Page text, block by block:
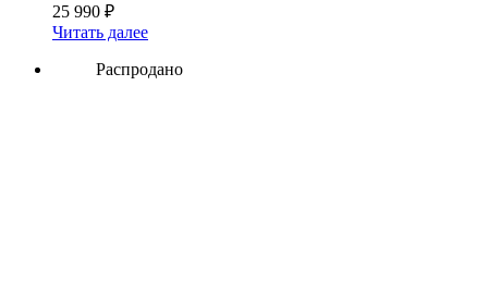
25 990 ₽
Читать далее
Распродано